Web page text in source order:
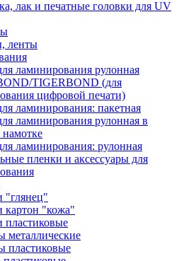
лак и печатные головки для UV
ленты
ламинирования рулонная
TIGERBOND (для
цифровой печати)
ламинирования: пакетная
ламинирования рулонная в
ламинирования: рулонная
пленки и аксессуары для
"глянец"
картон "кожа"
пластиковые